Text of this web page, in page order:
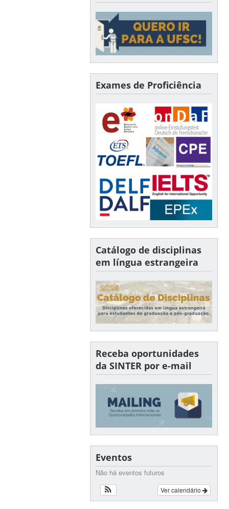
Exames de Proficiência
Catálogo de disciplinas
em língua estrangeira
Receba oportunidades
da SINTER por e-mail
Eventos
Não há eventos futuros
Ver calendário